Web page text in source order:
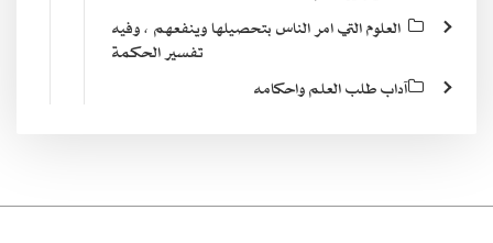
العلوم التي امر الناس بتحصيلها وينفعهم ، وفيه
تفسير الحكمة
آداب طلب العلم واحكامه